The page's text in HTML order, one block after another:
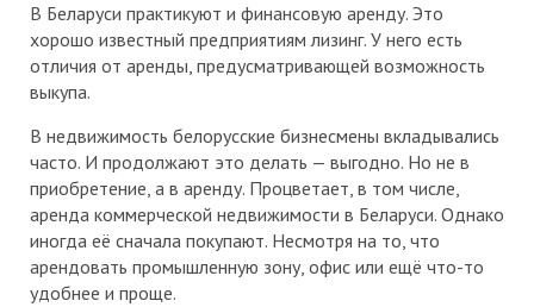
В Беларуси практикуют и финансовую аренду. Это
хорошо известный предприятиям лизинг. У него есть
отличия от аренды, предусматривающей возможность
выкупа.
В недвижимость белорусские бизнесмены вкладывались
часто. И продолжают это делать — выгодно. Но не в
приобретение, а в аренду. Процветает, в том числе,
аренда коммерческой недвижимости в Беларуси. Однако
иногда её сначала покупают. Несмотря на то, что
арендовать промышленную зону, офис или ещё что-то
удобнее и проще.